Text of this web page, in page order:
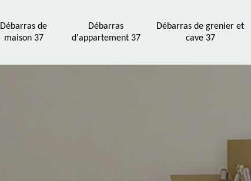
Débarras de
maison 37
Débarras
d'appartement 37
Débarras de grenier et
cave 37